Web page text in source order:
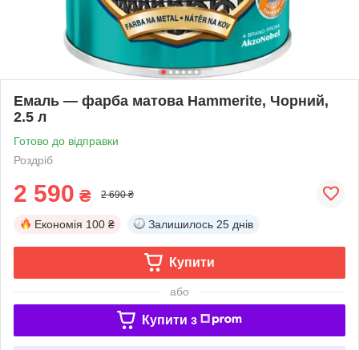
Емаль — фарба матова Hammerite, Чорний,
2.5 л
Готово до відправки
Роздріб
2 590 ₴ 2 690 ₴
Економія 100 ₴ Залишилось 25 днів
Купити
або
Купити з